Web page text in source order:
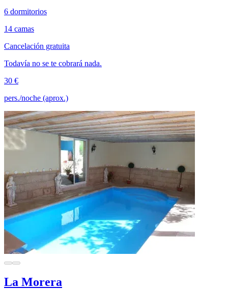
6 dormitorios
14 camas
Cancelación gratuita
Todavía no se te cobrará nada.
30 €
pers./noche (aprox.)
La Morera